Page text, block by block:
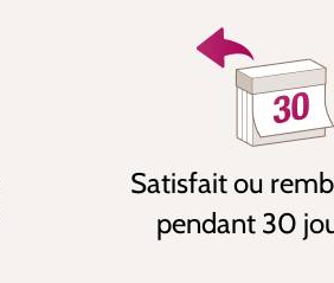
Satisfait ou
pendant 30